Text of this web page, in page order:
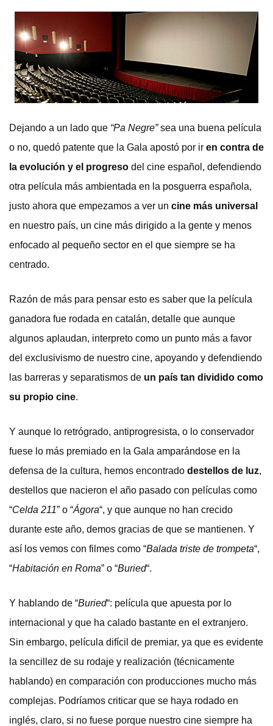
Dejando a un lado que “Pa Negre”sea una buena película
o no, quedó patente que la Gala apostó por ir en contra de
la evolución y el progreso del cine español, defendiendo
otra película más ambientada en la posguerra española,
justo ahora que empezamos a ver un cine más universal
en nuestro país, un cine más dirigido a la gente y menos
enfocado al pequeño sector en el que siempre se ha
centrado.
Razón de más para pensar esto es saber que la película
ganadora fue rodada en catalán, detalle que aunque
algunos aplaudan, interpreto como un punto más a favor
del exclusivismo de nuestro cine, apoyando y defendiendo
las barreras y separatismos de un país tan dividido como
su propio cine.
Y aunque lo retrógrado, antiprogresista, o lo conservador
fuese lo más premiado en la Gala amparándose en la
defensa de la cultura, hemos encontrado destellos de luz,
destellos que nacieron el año pasado con películas como
“Celda 211” o “Ágora“, y que aunque no han crecido
durante este año, demos gracias de que se mantienen. Y
así los vemos con filmes como “Balada triste de trompeta“,
“Habitación en Roma” o “Buried“.
Y hablando de “Buried“: película que apuesta por lo
internacional y que ha calado bastante en el extranjero.
Sin embargo, película difícil de premiar, ya que es evidente
la sencillez de su rodaje y realización (técnicamente
hablando) en comparación con producciones mucho más
complejas. Podríamos criticar que se haya rodado en
inglés, claro, si no fuese porque nuestro cine siempre ha